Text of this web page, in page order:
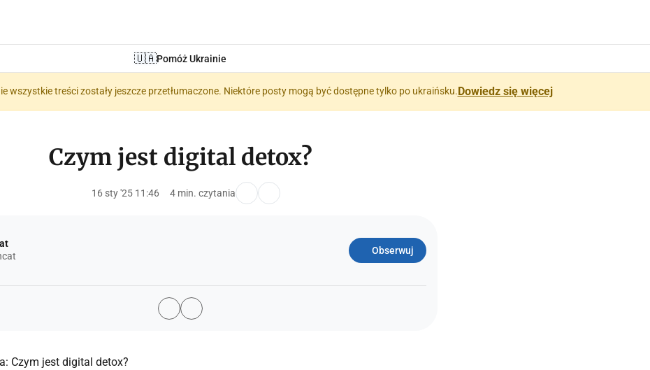
🇺🇦Pomóż Ukrainie
wszystkie treści zostały jeszcze przetłumaczone. Niektóre posty mogą być dostępne tylko po ukraińsku.Dowiedz się więcej
Czym jest digital detox?
16 sty '25 11:46 4 min. czytania
Obserwuj